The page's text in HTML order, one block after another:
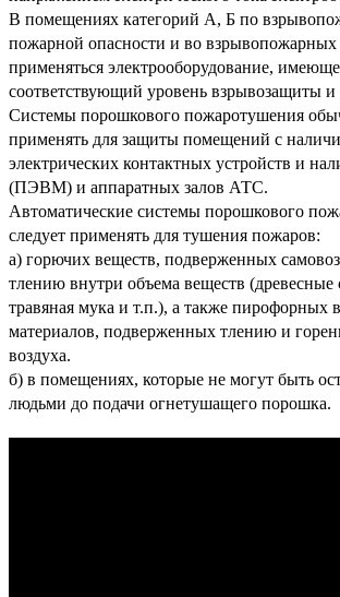
В помещениях категорий А, Б по
пожарной опасности и во
применяться электрооборудование,
соответствующий уровень взрывозащиты и
Системы порошкового пожаротушения
применять для защиты помещений с
электрических контактных устройств и
(ПЭВМ) и аппаратных залов АТС.
Автоматические системы порошкового
следует применять для тушения пожаров:
а) горючих веществ, подверженных
тлению внутри объема веществ (древесные
травяная мука и т.п.), а также пирофорных
материалов, подверженных тлению и
воздуха.
б) в помещениях, которые не могут быть
людьми до подачи огнетушащего порошка.